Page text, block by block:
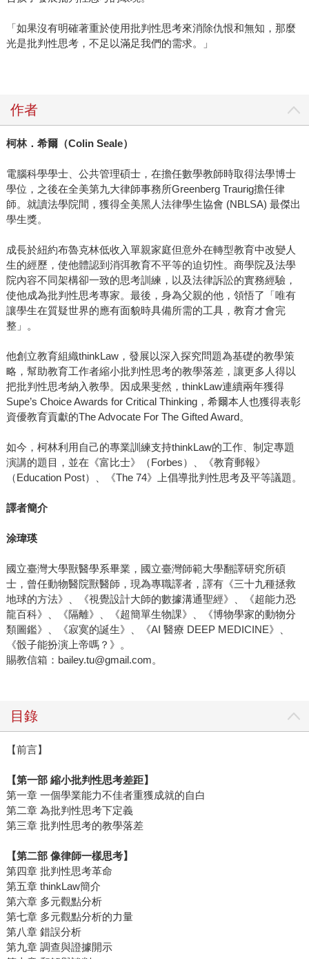
「如果沒有明確著重於使用批判性思考來消除仇恨和無知，那麼
光是批判性思考，不足以滿足我們的需求。」
作者
柯林．希爾（Colin Seale）
電腦科學學士、公共管理碩士，在擔任數學教師時取得法學博士
學位，之後在全美第九大律師事務所Greenberg Traurig擔任律
師。就讀法學院間，獲得全美黑人法律學生協會 (NBLSA) 最傑出
學生獎。
成長於紐約布魯克林低收入單親家庭但意外在轉型教育中改變人
生的經歷，使他體認到消弭教育不平等的迫切性。商學院及法學
院內容不同架構卻一致的思考訓練，以及法律訴訟的實務經驗，
使他成為批判性思考專家。最後，身為父親的他，領悟了「唯有
讓學生在質疑世界的應有面貌時具備所需的工具，教育才會完
整」。
他創立教育組織thinkLaw，發展以深入探究問題為基礎的教學策
略，幫助教育工作者縮小批判性思考的教學落差，讓更多人得以
把批判性思考納入教學。因成果斐然，thinkLaw連續兩年獲得
Supe’s Choice Awards for Critical Thinking，希爾本人也獲得表彰
資優教育貢獻的The Advocate For The Gifted Award。
如今，柯林利用自己的專業訓練支持thinkLaw的工作、制定專題
演講的題目，並在《富比士》（Forbes）、《教育郵報》
（Education Post）、《The 74》上倡導批判性思考及平等議題。
譯者簡介
涂瑋瑛
國立臺灣大學獸醫學系畢業，國立臺灣師範大學翻譯研究所碩
士，曾任動物醫院獸醫師，現為專職譯者，譯有《三十九種拯救
地球的方法》、《視覺設計大師的數據溝通聖經》、《超能力恐
龍百科》、《隔離》、《超簡單生物課》、《博物學家的動物分
類圖鑑》、《寂寞的誕生》、《AI 醫療 DEEP MEDICINE》、
《骰子能扮演上帝嗎？》。
賜教信箱：bailey.tu@gmail.com。
目錄
【前言】
【第一部 縮小批判性思考差距】
第一章 一個學業能力不佳者重獲成就的自白
第二章 為批判性思考下定義
第三章 批判性思考的教學落差
【第二部 像律師一樣思考】
第四章 批判性思考革命
第五章 thinkLaw簡介
第六章 多元觀點分析
第七章 多元觀點分析的力量
第八章 錯誤分析
第九章 調查與證據開示